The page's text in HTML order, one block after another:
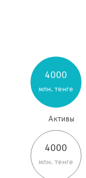
4000
млн. тенге
Активы
4000
млн. тенге